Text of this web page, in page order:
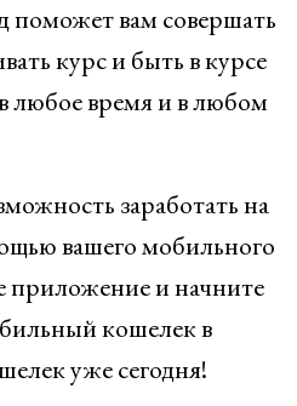
поможет вам совершать
курс и быть в курсе
любое время и в любом
заработать на
вашего мобильного
приложение и начните
кошелек в
уже сегодня!